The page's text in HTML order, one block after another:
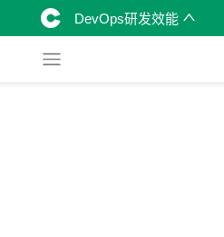
DevOps研发效能